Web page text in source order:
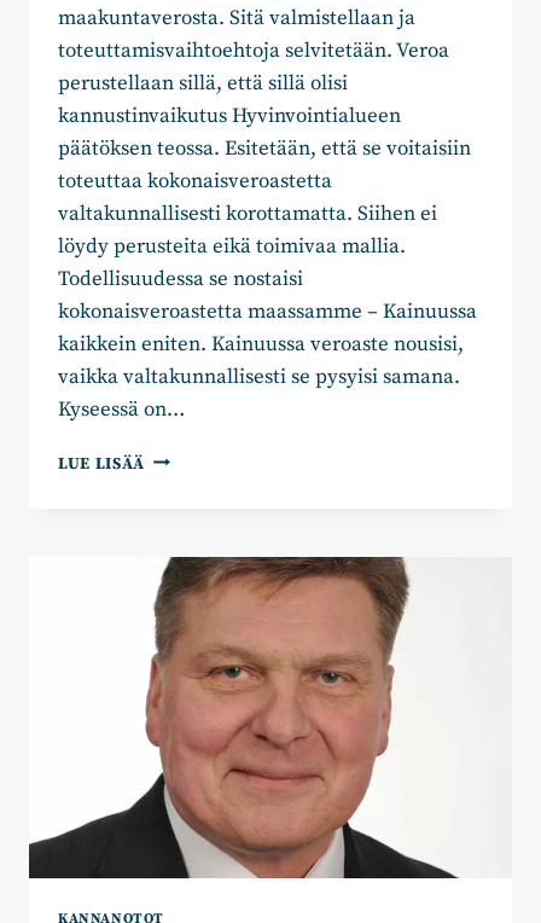
maakuntaverosta. Sitä valmistellaan ja
toteuttamisvaihtoehtoja selvitetään. Veroa
perustellaan sillä, että sillä olisi
kannustinvaikutus Hyvinvointialueen
päätöksen teossa. Esitetään, että se voitaisiin
toteuttaa kokonaisveroastetta
valtakunnallisesti korottamatta. Siihen ei
löydy perusteita eikä toimivaa mallia.
Todellisuudessa se nostaisi
kokonaisveroastetta maassamme – Kainuussa
kaikkein eniten. Kainuussa veroaste nousisi,
vaikka valtakunnallisesti se pysyisi samana.
Kyseessä on…
LUE LISÄÄ HANNU
KUOLONISKU
KAINUULLE
KANNANOTOT